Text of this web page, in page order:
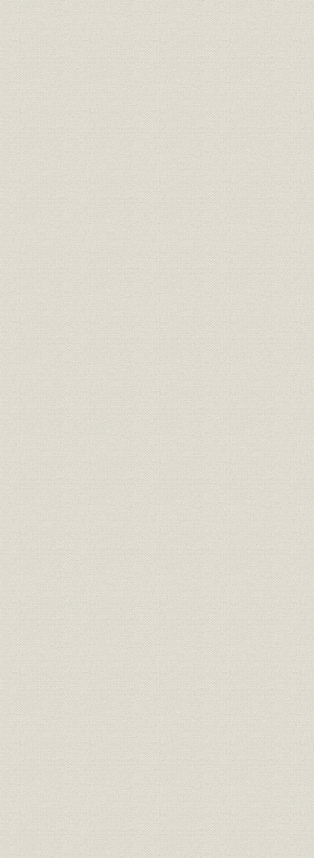
決算方式の変更
大火による損失の填補
契約の伸びと業績
第2章 混迷期の大阪火災(1903~1912年)
第1節 日本経済と損害保険
1. 日露戦争後の日本経済
日露戦争後の不況
重化学工業化の開始
2. 損害保険業の発展
火災保険の苦境
二率協定から料率の統一へ
損害保険事業の普及
第2節 大阪火災再建への努力
1. 経営の刷新
経営陣の一新
生命保険会社および東京火災との提携問題
右近権左衛門の社長就任と社名変更
株主の動揺
2. 苦難の保険営業
火災保険営業の拡大
競争激化と拡大政策からの転換
大火による損害と保険金支払問題
火災保険の海外営業と海上再保険
3. 業績
寄付金による累積欠損処理
増資と株金払込の強行
資産運用と業績
第3章 新生大阪海上と扶桑海上の設立(1913~1919年)
第1節 第1次大戦期の損害保険業
1. 第1次大戦ブームと日本経済